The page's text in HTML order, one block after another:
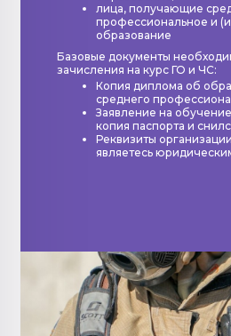
лица, получающие
профессиональное и
образование
Базовые документы
зачисления на курс ГО и ЧС:
Копия диплома об
среднего
Заявление на
копия паспорта и
Реквизиты
являетесь